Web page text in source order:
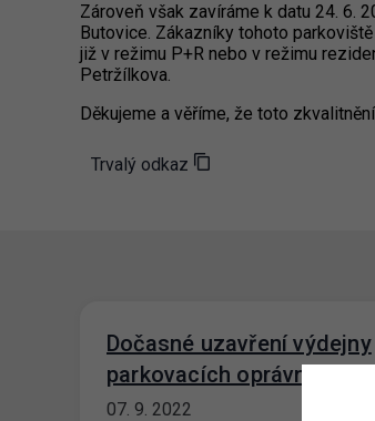
Zároveň však zavíráme k datu 24. 6.
Butovice. Zákazníky tohoto
již v režimu P+R nebo v režimu
Petržílkova.
Děkujeme a věříme, že toto
Trvalý odkaz
Dočasné uzavření výdejny
parkovacích oprávnění
07. 9. 2022